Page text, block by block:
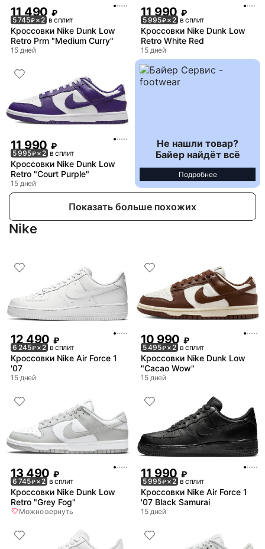
11 490 ₽
5 745₽× 2 в сплит
Кроссовки Nike Dunk Low
Retro Prm "Medium Curry"
15 дней
11 990 ₽
5 995₽× 2 в сплит
Кроссовки Nike Dunk Low
Retro White Red
15 дней
11 990 ₽
5 995₽× 2 в сплит
Кроссовки Nike Dunk Low
Retro "Court Purple"
15 дней
Не нашли товар?
Байер найдёт всё
Подробнее
Показать больше похожих
Nike
12 490 ₽
6 245₽× 2 в сплит
Кроссовки Nike Air Force 1
'07
15 дней
10 990 ₽
5 495₽× 2 в сплит
Кроссовки Nike Dunk Low
"Cacao Wow"
15 дней
13 490 ₽
6 745₽× 2 в сплит
Кроссовки Nike Dunk Low
Retro "Grey Fog"
Можно вернуть
11 990 ₽
5 995₽× 2 в сплит
Кроссовки Nike Air Force 1
'07 Black Samurai
15 дней